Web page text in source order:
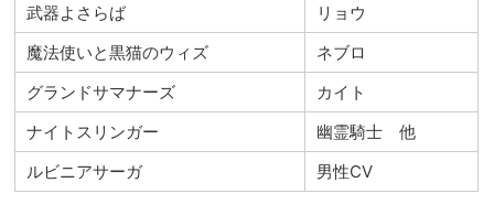
武器よさらば
リョウ
魔法使いと黒猫のウィズ
ネブロ
グランドサマナーズ
カイト
ナイトスリンガー
幽霊騎士 他
ルビニアサーガ
男性CV